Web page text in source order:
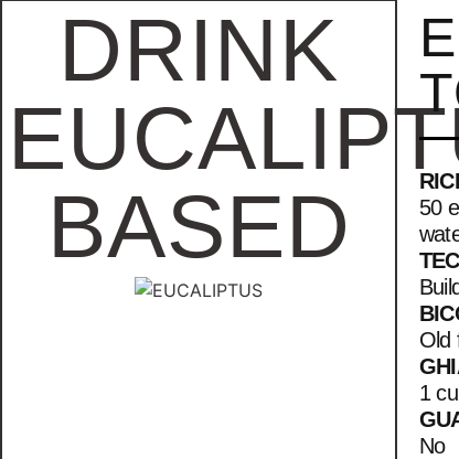
DRINK
BASED
50
Old
1
No